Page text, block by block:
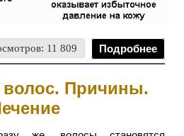
11 809 Подробнее
Причины.